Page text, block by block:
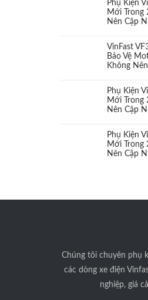
Cụm đèn hậu
Dụng cụ bảo vệ
Đèn tăng sáng
Gói combo
Hiển thị kính lái
Phụ Kiện
Mới Trong
Nên Cập
VinFast
Bảo Vệ
Không
Phụ Kiện
Mới Trong
Nên Cập
Phụ Kiện
Mới Trong
Nên Cập
Chúng tôi chuyên phụ
các dòng xe điện
nghiệp, giá